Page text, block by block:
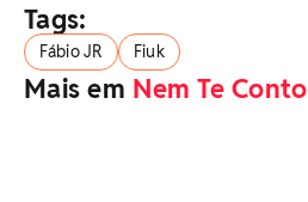
Tags:
Fábio JR Fiuk
Mais em Nem Te Conto